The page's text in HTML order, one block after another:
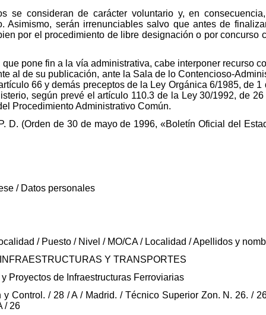
se consideran de carácter voluntario y, en
Asimismo, serán irrenunciables salvo que antes de
por el procedimiento de libre designación o por concurso
pone fin a la vía administrativa, cabe interponer recurso
al de su publicación, ante la Sala de lo Contencioso-
66 y demás preceptos de la Ley Orgánica 6/1985, de
según prevé el artículo 110.3 de la Ley 30/1992, de
Procedimiento Administrativo Común.
D. (Orden de 30 de mayo de 1996, «Boletín Oficial del
/ Datos personales
/ Puesto / Nivel / MO/CA / Localidad / Apellidos y
Y TRANSPORTES
Proyectos de Infraestructuras Ferroviarias
Control. / 28 / A / Madrid. / Técnico Superior Zon. N. 26. /
/ 26